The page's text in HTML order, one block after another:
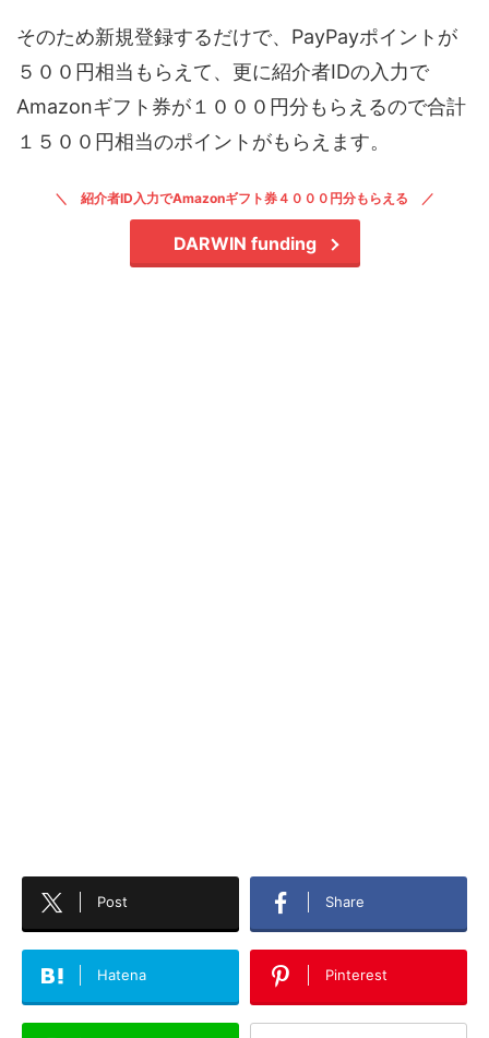
そのため新規登録するだけで、PayPayポイントが
５００円相当もらえて、更に紹介者IDの入力で
Amazonギフト券が１０００円分もらえるので合計
１５００円相当のポイントがもらえます。
紹介者ID入力でAmazonギフト券４０００円分もらえる
DARWIN funding
Post Share
Hatena Pinterest